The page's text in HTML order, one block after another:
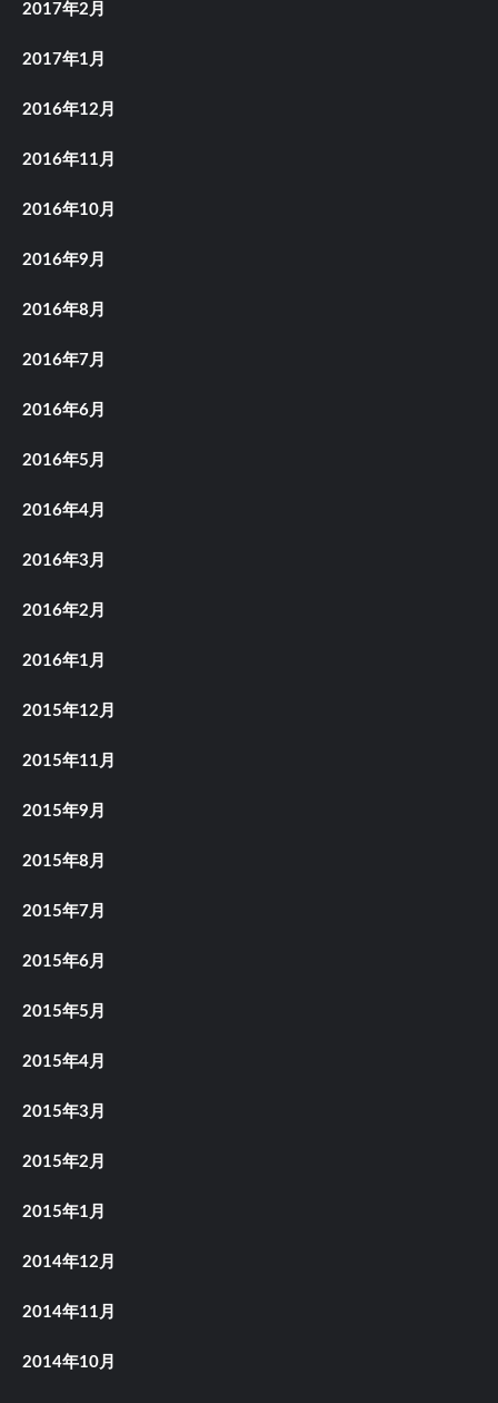
2017年2月
2017年1月
2016年12月
2016年11月
2016年10月
2016年9月
2016年8月
2016年7月
2016年6月
2016年5月
2016年4月
2016年3月
2016年2月
2016年1月
2015年12月
2015年11月
2015年9月
2015年8月
2015年7月
2015年6月
2015年5月
2015年4月
2015年3月
2015年2月
2015年1月
2014年12月
2014年11月
2014年10月